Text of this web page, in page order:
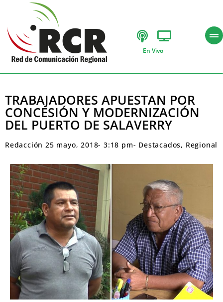
En Vivo
TRABAJADORES APUESTAN POR
CONCESIÓN Y MODERNIZACIÓN
DEL PUERTO DE SALAVERRY
Redacción 25 mayo, 2018- 3:18 pm- Destacados, Regional